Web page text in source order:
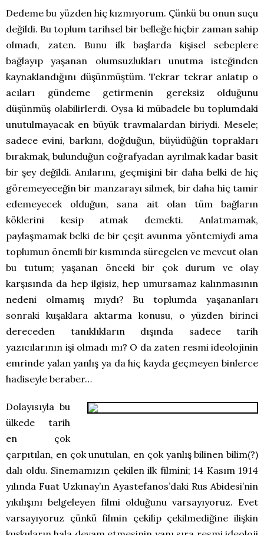
Dedeme bu yüzden hiç kızmıyorum. Çünkü bu onun suçu
değildi. Bu toplum tarihsel bir belleğe hiçbir zaman sahip
olmadı, zaten. Bunu ilk başlarda kişisel sebeplere
bağlayıp yaşanan olumsuzlukları unutma isteğinden
kaynaklandığını düşünmüştüm. Tekrar tekrar anlatıp o
acıları gündeme getirmenin gereksiz olduğunu
düşünmüş olabilirlerdi. Oysa ki mübadele bu toplumdaki
unutulmayacak en büyük travmalardan biriydi. Mesele;
sadece evini, barkını, doğduğun, büyüdüğün toprakları
bırakmak, bulunduğun coğrafyadan ayrılmak kadar basit
bir şey değildi. Anılarını, geçmişini bir daha belki de hiç
göremeyeceğin bir manzarayı silmek, bir daha hiç tamir
edemeyecek olduğun, sana ait olan tüm bağların
köklerini kesip atmak demekti. Anlatmamak,
paylaşmamak belki de bir çeşit avunma yöntemiydi ama
toplumun önemli bir kısmında süregelen ve mevcut olan
bu tutum; yaşanan önceki bir çok durum ve olay
karşısında da hep ilgisiz, hep umursamaz kalınmasının
nedeni olmamış mıydı? Bu toplumda yaşananları
sonraki kuşaklara aktarma konusu, o yüzden birinci
dereceden tanıklıkların dışında sadece tarih
yazıcılarının işi olmadı mı? O da zaten resmi ideolojinin
emrinde yalan yanlış ya da hiç kayda geçmeyen binlerce
hadiseyle beraber…
Dolayısıyla bu
ülkede tarih
en çok
çarpıtılan, en çok unutulan, en çok yanlış bilinen bilim(?)
dalı oldu. Sinemamızın çekilen ilk filmini; 14 Kasım 1914
yılında Fuat Uzkınay’ın Ayastefanos’daki Rus Abidesi’nin
yıkılışını belgeleyen filmi olduğunu varsayıyoruz. Evet
varsayıyoruz çünkü filmin çekilip çekilmediğine ilişkin